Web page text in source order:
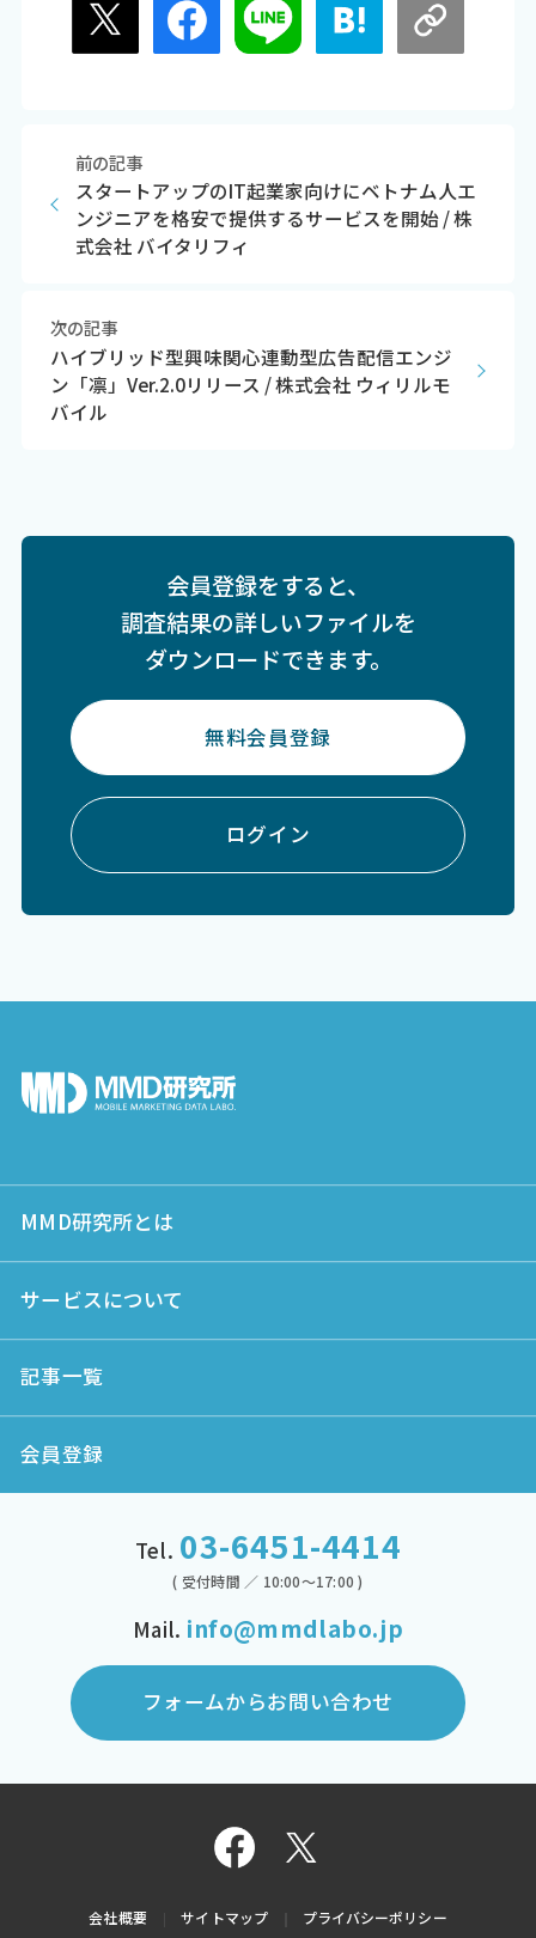
前の記事
スタートアップのIT起業家向けにベトナム人エ
ンジニアを格安で提供するサービスを開始 / 株
式会社 バイタリフィ
次の記事
ハイブリッド型興味関心連動型広告配信エンジ
ン「凛」Ver.2.0リリース / 株式会社 ウィリルモ
バイル
会員登録をすると、
調査結果の詳しいファイルを
ダウンロードできます。
無料会員登録
ログイン
MMD研究所とは
サービスについて
記事一覧
会員登録
Tel. 03-6451-4414
( 受付時間 ／ 10:00～17:00 )
Mail. info@mmdlabo.jp
フォームからお問い合わせ
会社概要 サイトマップ プライバシーポリシー